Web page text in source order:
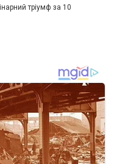
тріумф за 10